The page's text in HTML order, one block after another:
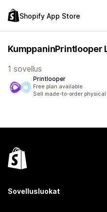
Shopify App Store
KumppaninPrintlooper
1 sovellus
Printlooper
Free plan available
Sell made-to-order
Sovellusluokat